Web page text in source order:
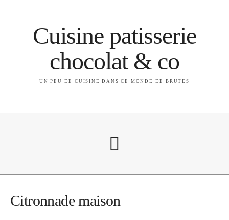
Cuisine patisserie
chocolat & co
UN PEU DE CUISINE DANS CE MONDE DE BRUTES
A propos
Citronnade maison